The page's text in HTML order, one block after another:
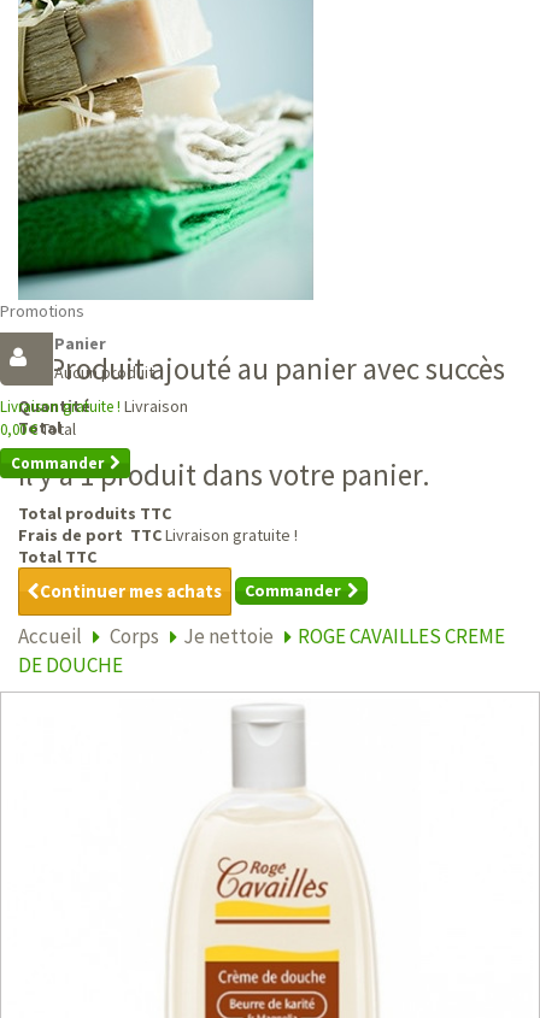
Promotions
Panier
Aucun produit
Livraison gratuite ! Livraison
0,00 €Total
Commander
Produit ajouté au panier avec succès
Quantité
Total
Il y a 1 produit dans votre panier.
Total produits TTC
Frais de port TTCLivraison gratuite !
Total TTC
Continuer mes achats Commander
Accueil Corps Je nettoie
ROGE CAVAILLES CREME
DE DOUCHE